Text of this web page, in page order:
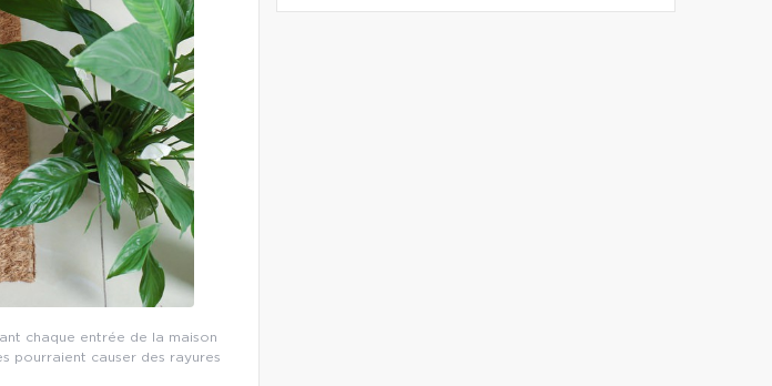
chaque entrée de la maison
pourraient causer des rayures